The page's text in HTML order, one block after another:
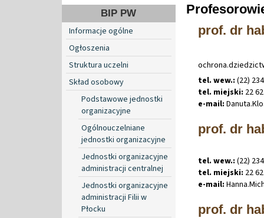
BIP PW
Informacje ogólne
Ogłoszenia
Struktura uczelni
Skład osobowy
Podstawowe jednostki
organizacyjne
Ogólnouczelniane
jednostki organizacyjne
Jednostki organizacyjne
administracji centralnej
Jednostki organizacyjne
administracji Filii w
Płocku
prof. dr
tel. wew.: (22)
tel. miejski: 22
e-mail: Danuta.
prof. dr
tel. wew.: (22)
tel. miejski: 22
e-mail: Hanna.
prof. dr